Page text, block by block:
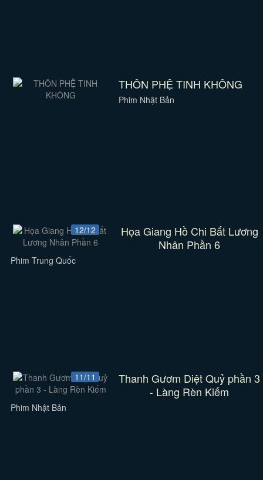
THÔN PHỆ TINH KHÔNG
Phim Nhật Bản
12/12
Họa Giang Hồ Chi Bất Lương
Nhân Phần 6
Phim Trung Quốc
11/11
Thanh Gươm Diệt Quỷ phần 3
- Làng Rèn Kiếm
Phim Nhật Bản